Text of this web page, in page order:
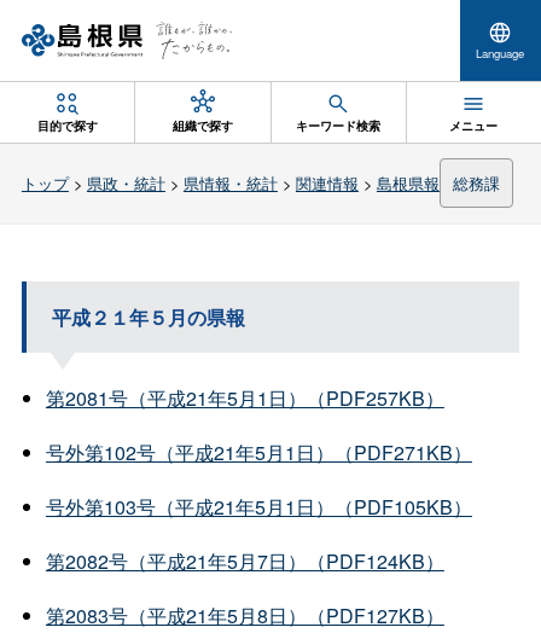
Language
目的で探す 組織で探す キーワード検索 メニュー
トップ> 県政・統計> 県情報・統計> 関連情報 > 島根県報 総務課
平成２１年５月の県報
第2081号（平成21年5月1日）（PDF257KB）
号外第102号（平成21年5月1日）（PDF271KB）
号外第103号（平成21年5月1日）（PDF105KB）
第2082号（平成21年5月7日）（PDF124KB）
第2083号（平成21年5月8日）（PDF127KB）